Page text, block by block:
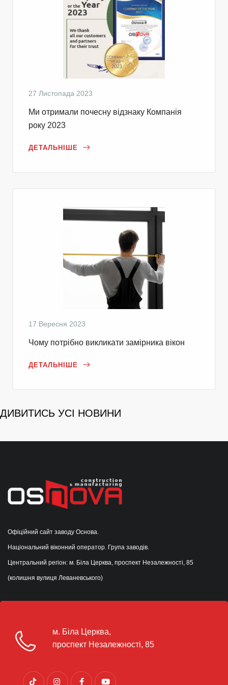
27 Листопада 2023
Ми отримали почесну відзнаку Компанія
року 2023
ДЕТАЛЬНІШЕ
17 Вересня 2023
Чому потрібно викликати замірника вікон
ДЕТАЛЬНІШЕ
ДИВИТИСЬ УСІ НОВИНИ
Офіційний сайт заводу Основа.
Національний віконний оператор. Група заводів.
Центральний регіон: м. Біла Церква, проспект Незалежності, 85
(колишня вулиця Леваневського)
м. Біла Церква,
проспект Незалежності, 85